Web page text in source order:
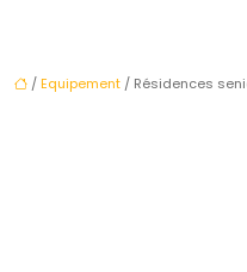
/ Equipement / Résidences